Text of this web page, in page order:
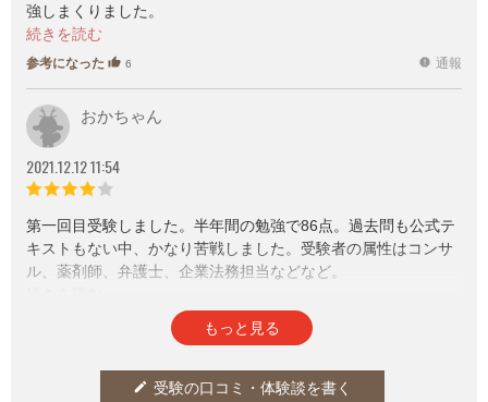
強しまくりました。
どこでどう間違えたのか分かりませんが、満点には届きません
でしたがアドバンスに合格したので良かったです。
からず、ひたすら消費者庁の資料や参考書をみて勉強しまし
た。
参考になった thumb_up 6 report 通報
おかちゃん
2021.12.12 11:54
第一回目受験しました。半年間の勉強で86点。過去問も公式テ
キストもない中、かなり苦戦しました。受験者の属性はコンサ
ル、薬剤師、弁護士、企業法務担当などなど。
まで熟読し、ひたすら条文を覚えました。
問題文の日本語もかなり難解で普段から法律の条文を読み慣れ
企業の一担当者が気軽に受験するような小手先だけの知識レベ
もっと見る
edit 受験の口コミ・体験談を書く